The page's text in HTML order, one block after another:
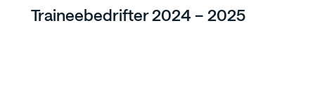
Traineebedrifter 2024 – 2025